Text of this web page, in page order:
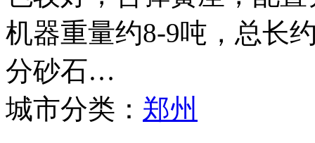
机器重量约8-9吨，总长
分砂石…
城市分类： 郑州